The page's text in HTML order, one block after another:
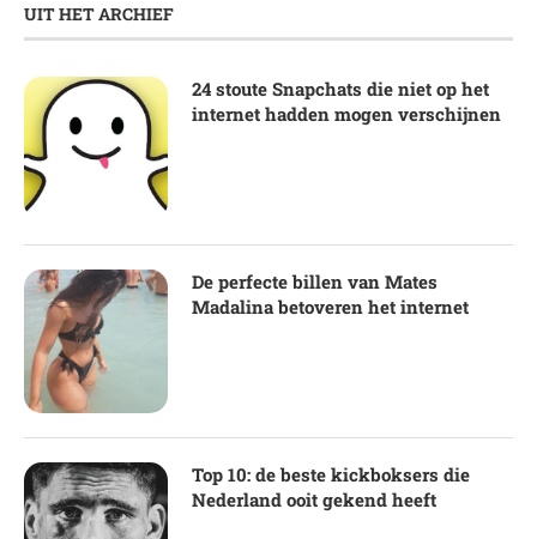
UIT HET ARCHIEF
24 stoute Snapchats die niet op het
internet hadden mogen verschijnen
De perfecte billen van Mates
Madalina betoveren het internet
Top 10: de beste kickboksers die
Nederland ooit gekend heeft